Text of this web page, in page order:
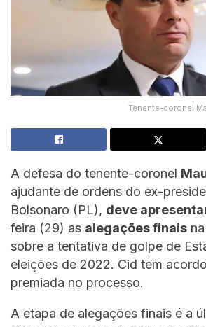
Tenente-coronel
A defesa do tenente-coronel
ajudante de ordens do ex-
Bolsonaro (PL), deve
feira (29) as alegações finais
sobre a tentativa de golpe de
eleições de 2022. Cid tem
premiada no processo.
A etapa de alegações finais é a